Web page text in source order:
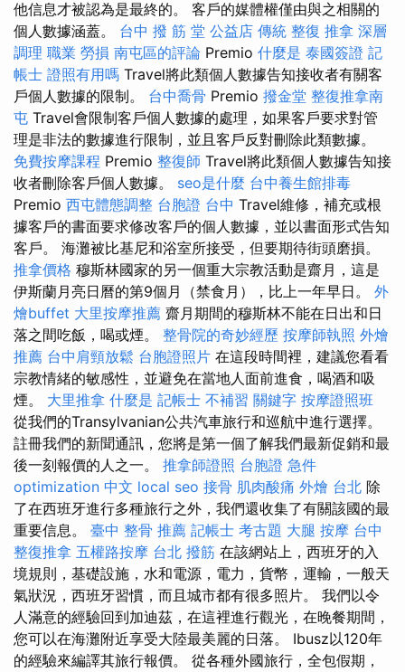
他信息才被認為是最終的。 客戶的媒體權僅由與之相關的
個人數據涵蓋。 台中 撥 筋 堂 公益店 傳統 整復 推拿 深層
調理 職業 勞損 南屯區的評論 Premio 什麼是 泰國簽證 記
帳士 證照有用嗎 Travel將此類個人數據告知接收者有關客
戶個人數據的限制。 台中喬骨 Premio 撥金堂 整復推拿南
屯 Travel會限制客戶個人數據的處理，如果客戶要求對管
理是非法的數據進行限制，並且客戶反對刪除此類數據。
免費按摩課程 Premio 整復師 Travel將此類個人數據告知接
收者刪除客戶個人數據。 seo是什麼 台中養生館排毒
Premio 西屯體態調整 台胞證 台中 Travel維修，補充或根
據客戶的書面要求修改客戶的個人數據，並以書面形式告知
客戶。 海灘被比基尼和浴室所接受，但要期待街頭磨損。
推拿價格 穆斯林國家的另一個重大宗教活動是齋月，這是
伊斯蘭月亮日曆的第9個月（禁食月），比上一年早日。 外
燴buffet 大里按摩推薦 齋月期間的穆斯林不能在日出和日
落之間吃飯，喝或煙。 整骨院的奇妙經歷 按摩師執照 外燴
推薦 台中肩頸放鬆 台胞證照片 在這段時間裡，建議您看看
宗教情緒的敏感性，並避免在當地人面前進食，喝酒和吸
煙。 大里推拿 什麼是 記帳士 不補習 關鍵字 按摩證照班
從我們的Transylvanian公共汽車旅行和巡航中進行選擇。
註冊我們的新聞通訊，您將是第一個了解我們最新促銷和最
後一刻報價的人之一。 推拿師證照 台胞證 急件
optimization 中文 local seo 接骨 肌肉酸痛 外燴 台北 除
了在西班牙進行多種旅行之外，我們還收集了有關該國的最
重要信息。 臺中 整骨 推薦 記帳士 考古題 大腿 按摩 台中
整復推拿 五權路按摩 台北 撥筋 在該網站上，西班牙的入
境規則，基礎設施，水和電源，電力，貨幣，運輸，一般天
氣狀況，西班牙習慣，而且城市都有很多照片。 我們以令
人滿意的經驗回到加迪茲，在這裡進行觀光，在晚餐期間，
您可以在海灘附近享受大陸最美麗的日落。 Ibusz以120年
的經驗來編譯其旅行報價。 從各種外國旅行，全包假期，